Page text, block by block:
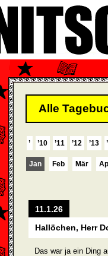
Alle
’ ’10 ’11 ’12 ’13
Jan Feb Mär
11.1.26
Hallöchen, Herr
Das war ja ein Ding